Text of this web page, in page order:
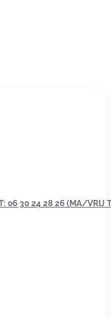
06 30 24 28 26 (MA/VRIJ